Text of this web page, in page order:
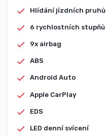
Hlídání jízdních pruhů
6 rychlostních stupňů
9x airbag
ABS
Android Auto
Apple CarPlay
EDS
LED denní svícení